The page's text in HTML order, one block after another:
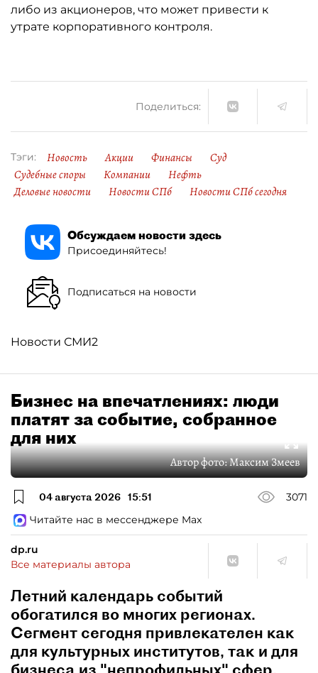
либо из акционеров, что может привести к
утрате корпоративного контроля.
Поделиться:
Тэги: Новость Акции Финансы
Суд
Судебные споры
Компании
Нефть
Деловые новости
Новости СПб Новости СПб сегодня
Обсуждаем новости здесь
Присоединяйтесь!
Подписаться на новости
Новости СМИ2
Бизнес на впечатлениях: люди
платят за событие, собранное
для них
Автор фото:Максим Змеев
04 августа 2026 15:51
3071
Читайте нас в мессенджере Max
dp.ru
Все материалы автора
Летний календарь событий
обогатился во многих регионах.
Сегмент сегодня привлекателен как
для культурных институтов, так и для